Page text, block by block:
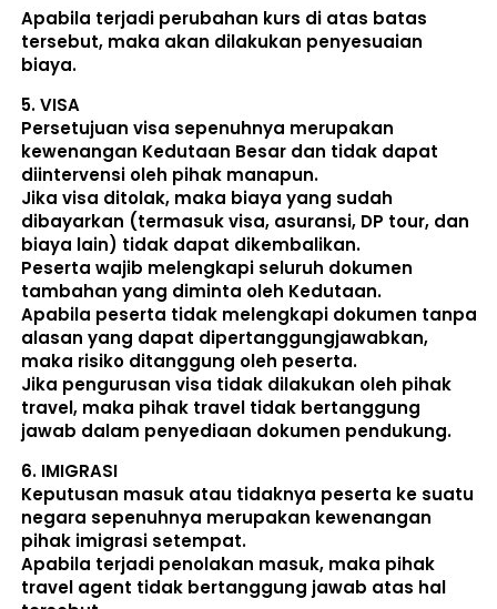
Apabila terjadi perubahan kurs di atas batas
tersebut, maka akan dilakukan penyesuaian
biaya.
5. VISA
Persetujuan visa sepenuhnya merupakan
kewenangan Kedutaan Besar dan tidak dapat
diintervensi oleh pihak manapun.
Jika visa ditolak, maka biaya yang sudah
dibayarkan (termasuk visa, asuransi, DP tour, dan
biaya lain) tidak dapat dikembalikan.
Peserta wajib melengkapi seluruh dokumen
tambahan yang diminta oleh Kedutaan.
Apabila peserta tidak melengkapi dokumen tanpa
alasan yang dapat dipertanggungjawabkan,
maka risiko ditanggung oleh peserta.
Jika pengurusan visa tidak dilakukan oleh pihak
travel, maka pihak travel tidak bertanggung
jawab dalam penyediaan dokumen pendukung.
6. IMIGRASI
Keputusan masuk atau tidaknya peserta ke suatu
negara sepenuhnya merupakan kewenangan
pihak imigrasi setempat.
Apabila terjadi penolakan masuk, maka pihak
travel agent tidak bertanggung jawab atas hal